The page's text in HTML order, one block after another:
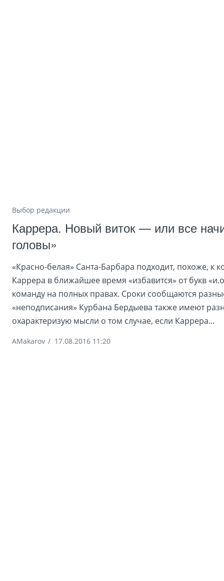
Выбор редакции
Каррера. Новый виток — или все
головы»
«Красно-белая» Санта-Барбара подходит, похоже, к
Каррера в ближайшее время «избавится» от букв
команду на полных правах. Сроки сообщаются
«неподписания» Курбана Бердыева также имеют
охарактеризую мысли о том случае, если Каррера...
AMakarov / 17.08.2016 11:20